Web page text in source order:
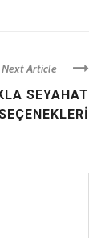
Next Article
SEYAHAT